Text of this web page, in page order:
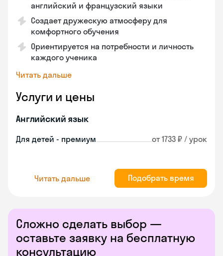
английский и французский языки
Создает дружескую атмосферу для
комфортного обучения
Ориентируется на потребности и личность
каждого ученика
Читать дальше
Услуги и цены
Английский язык
Для детей - премиум от 1733 ₽ / урок
Читать дальше Подобрать время
Сложно сделать выбор —
оставьте заявку на бесплатную
консультацию